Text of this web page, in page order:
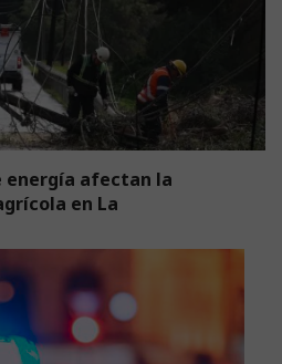
energía afectan la
en La